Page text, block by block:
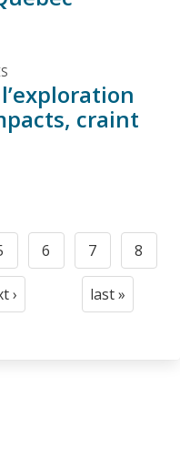
craint
Page Page
6
Page
7
Page
8
›
Last
last »